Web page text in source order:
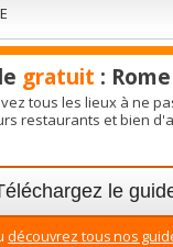
gratuit : Rome
tous les lieux à ne
restaurants et bien
le
découvrez tous nos